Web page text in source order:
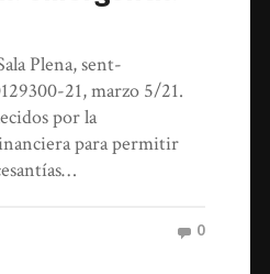
Plena, sent-
21, marzo 5/21.
por la
para permitir
0